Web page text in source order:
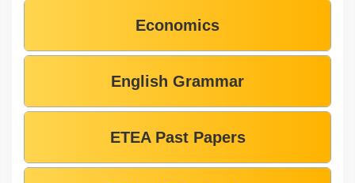
Economics
English Grammar
ETEA Past Papers